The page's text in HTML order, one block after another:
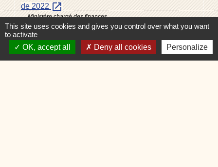
de 2022 open_in_new
Ministère chargé des finances
Impôt sur le revenu : dépliants d'information open_in_new
Ministère chargé des finances
This site uses cookies and gives you control over what you want
to activate
OK, accept all
Deny all cookies Personalize